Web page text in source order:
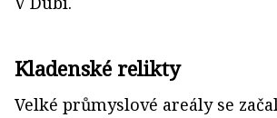
Kladenské relikty
Velké průmyslové areály se